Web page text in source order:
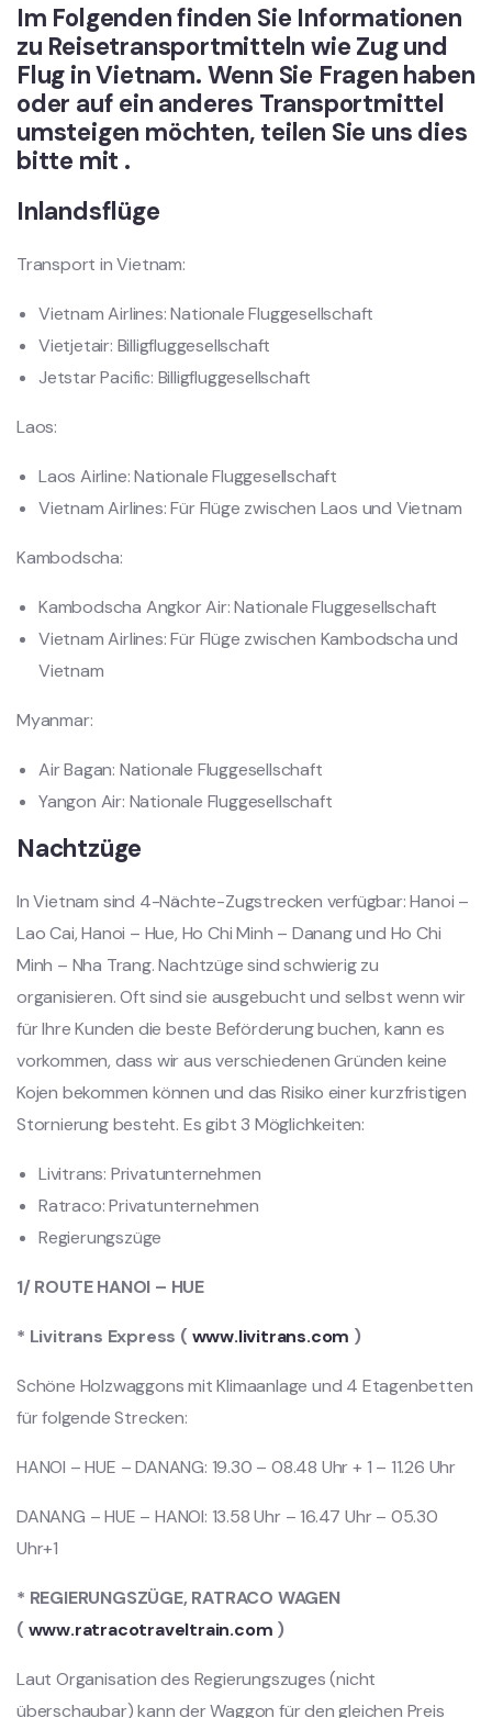
Im Folgenden finden Sie Informationen
zu Reisetransportmitteln wie Zug und
Flug in Vietnam. Wenn Sie Fragen haben
oder auf ein anderes Transportmittel
umsteigen möchten, teilen Sie uns dies
bitte mit .
Inlandsflüge
Transport in Vietnam:
Vietnam Airlines: Nationale Fluggesellschaft
Vietjetair: Billigfluggesellschaft
Jetstar Pacific: Billigfluggesellschaft
Laos:
Laos Airline: Nationale Fluggesellschaft
Vietnam Airlines: Für Flüge zwischen Laos und Vietnam
Kambodscha:
Kambodscha Angkor Air: Nationale Fluggesellschaft
Vietnam Airlines: Für Flüge zwischen Kambodscha und
Vietnam
Myanmar:
Air Bagan: Nationale Fluggesellschaft
Yangon Air: Nationale Fluggesellschaft
Nachtzüge
In Vietnam sind 4-Nächte-Zugstrecken verfügbar: Hanoi –
Lao Cai, Hanoi – Hue, Ho Chi Minh – Danang und Ho Chi
Minh – Nha Trang. Nachtzüge sind schwierig zu
organisieren. Oft sind sie ausgebucht und selbst wenn wir
für Ihre Kunden die beste Beförderung buchen, kann es
vorkommen, dass wir aus verschiedenen Gründen keine
Kojen bekommen können und das Risiko einer kurzfristigen
Stornierung besteht. Es gibt 3 Möglichkeiten:
Livitrans: Privatunternehmen
Ratraco: Privatunternehmen
Regierungszüge
1/ ROUTE HANOI – HUE
* Livitrans Express ( www.livitrans.com )
Schöne Holzwaggons mit Klimaanlage und 4 Etagenbetten
für folgende Strecken:
HANOI – HUE – DANANG: 19.30 – 08.48 Uhr + 1 – 11.26 Uhr
DANANG – HUE – HANOI: 13.58 Uhr – 16.47 Uhr – 05.30
Uhr+1
* REGIERUNGSZÜGE, RATRACO WAGEN
( www.ratracotraveltrain.com )
Laut Organisation des Regierungszuges (nicht
überschaubar) kann der Waggon für den gleichen Preis